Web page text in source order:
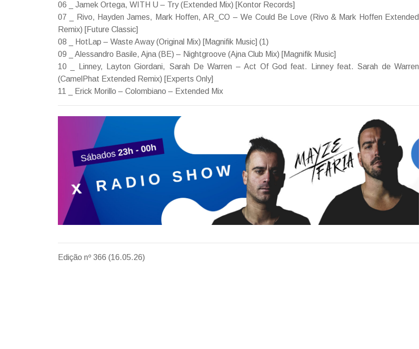
volume.
06 _ Jamek Ortega, WITH U – Try (Extended Mix) [Kontor Records]
07 _ Rivo, Hayden James, Mark Hoffen, AR_CO – We Could Be Love (Rivo & Mark Hoffen Extended
Remix) [Future Classic]
08 _ HotLap – Waste Away (Original Mix) [Magnifik Music] (1)
09 _ Alessandro Basile, Ajna (BE) – Nightgroove (Ajna Club Mix) [Magnifik Music]
10 _ Linney, Layton Giordani, Sarah De Warren – Act Of God feat. Linney feat. Sarah de Warren
(CamelPhat Extended Remix) [Experts Only]
11 _ Erick Morillo – Colombiano – Extended Mix
Edição nº 366 (16.05.26)